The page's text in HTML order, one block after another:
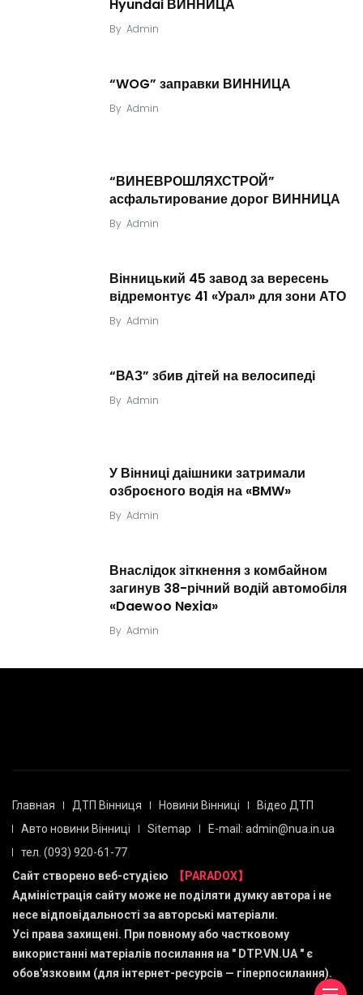
Hyundai ВИННИЦА
By Admin
“WOG” заправки ВИННИЦА
By Admin
“ВИНЕВРОШЛЯХСТРОЙ”
асфальтирование дорог ВИННИЦА
By Admin
Вінницький 45 завод за вересень
відремонтує 41 «Урал» для зони АТО
By Admin
“ВАЗ” збив дітей на велосипеді
By Admin
У Вінниці даішники затримали
озброєного водія на «BMW»
By Admin
Внаслідок зіткнення з комбайном
загинув 38-річний водій автомобіля
«Daewoo Nexia»
By Admin
Главная ДТП Вінниця Новини Вінниці
Відео ДТП
Авто новини Вінниці
Sitemap
E-mail: admin@nua.in.ua
тел. (093) 920-61-77
Сайт створено веб-студією
【PARADOX】
Адміністрація сайту може не поділяти думку автора і не
несе відповідальності за авторські матеріали.
Усі права захищені. При повному або частковому
використанні матеріалів посилання на " DTP.VN.UA " є
обов'язковим (для інтернет-ресурсів — гіперпосилання).